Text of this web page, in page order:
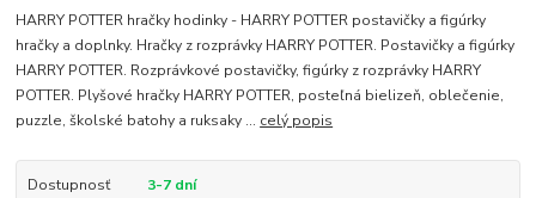
HARRY POTTER hračky hodinky - HARRY POTTER postavičky a figúrky
hračky a doplnky. Hračky z rozprávky HARRY POTTER. Postavičky a figúrky
HARRY POTTER. Rozprávkové postavičky, figúrky z rozprávky HARRY
POTTER. Plyšové hračky HARRY POTTER, posteľná bielizeň, oblečenie,
puzzle, školské batohy a ruksaky ... celý popis
Dostupnosť 3-7 dní